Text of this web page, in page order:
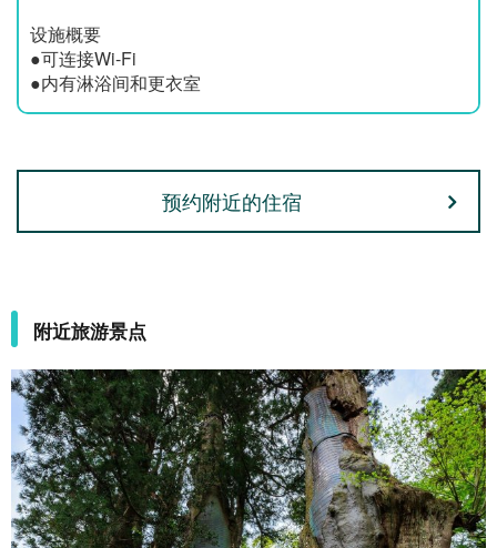
设施概要
●可连接Wi-Fi
●内有淋浴间和更衣室
预约附近的住宿
附近旅游景点